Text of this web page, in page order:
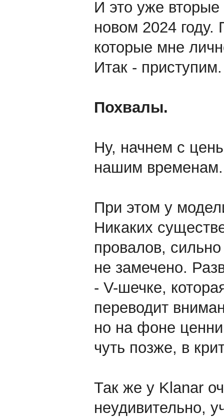
И это уже
новом 2024
которые мне
Итак - приступим.
Похвалы.
Ну, начнем с
нашим временам.
При этом у
Никаких
провалов,
не замечено.
- V-шечке,
переводит
но на фоне
чуть позже, в
Так же у Klanar
неудивительно,